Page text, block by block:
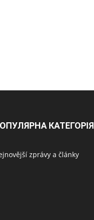
КАТЕГОРІЯ
zprávy a články